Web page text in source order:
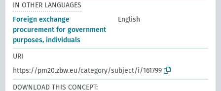
IN OTHER LANGUAGES
Foreign exchange
procurement for government
purposes, individuals
English
URI
https://pm20.zbw.eu/category/subject/i/161799
DOWNLOAD THIS CONCEPT: